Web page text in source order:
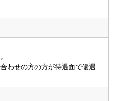
わせの方の方が待遇面で優遇